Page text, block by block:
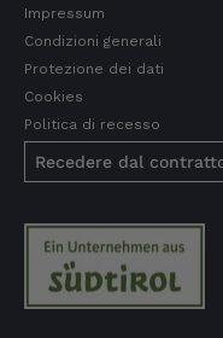
Impressum
Condizioni generali
Protezione dei dati
Cookies
Politica di recesso
Recedere dal
Frank
Cliente
Heinrich
Cliente
Il
gusto